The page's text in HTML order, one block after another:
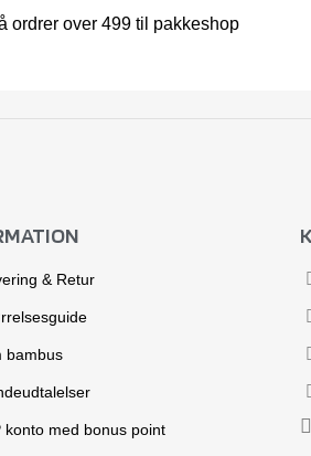
ordrer over 499 til pakkeshop
& Retur
bambus
konto med bonus point